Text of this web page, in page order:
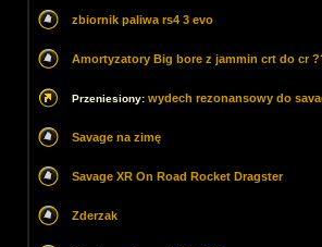
zbiornik paliwa rs4 3 evo
Amortyzatory Big bore z jammin crt do cr
Przeniesiony: wydech rezonansowy do
Savage na zimę
Savage XR On Road Rocket Dragster
Zderzak